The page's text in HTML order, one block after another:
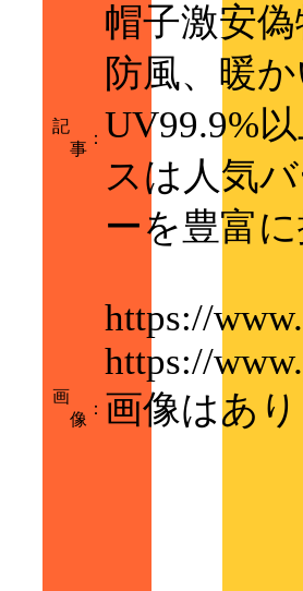
記
事
：
帽子激安
防風、暖
UV99.9%
スは人気
ーを豊富
https://
https://
画
像
： 画像はあり